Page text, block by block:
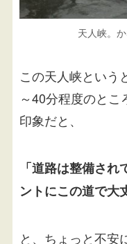
天人峡。
この天人峡という
～40分程度のとこ
印象だと、
「道路は整備さ
ントにこの道で大
と、ちょっと不安